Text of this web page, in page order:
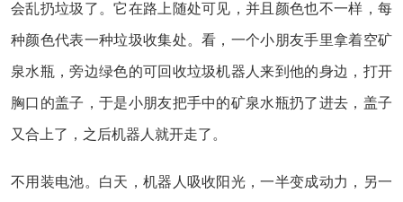
会乱扔垃圾了。它在路上随处可见，并且颜色也不一样，每
种颜色代表一种垃圾收集处。看，一个小朋友手里拿着空矿
泉水瓶，旁边绿色的可回收垃圾机器人来到他的身边，打开
胸口的盖子，于是小朋友把手中的矿泉水瓶扔了进去，盖子
又合上了，之后机器人就开走了。
不用装电池。白天，机器人吸收阳光，一半变成动力，另一